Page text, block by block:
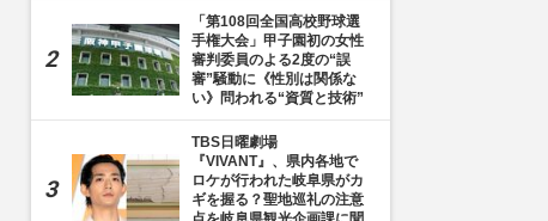
「第108回全国高校野球選
手権大会」甲子園初の女性
審判委員のよる2度の“誤
審”騒動に《性別は関係な
い》問われる“資質と技術”
TBS日曜劇場
『VIVANT』、県内各地で
ロケが行われた岐阜県がカ
ギを握る？聖地巡礼の注意